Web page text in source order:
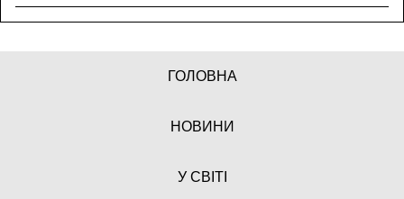
ГОЛОВНА
НОВИНИ
У СВІТІ